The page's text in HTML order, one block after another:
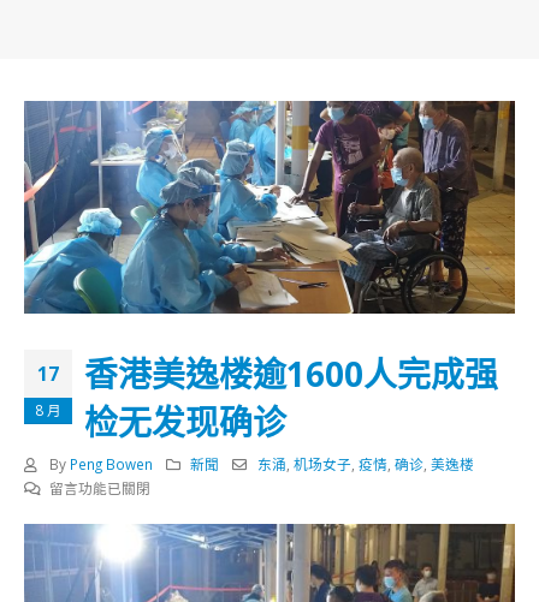
17
8 月
香港美逸楼逾1600人完成强
检无发现确诊
By Peng Bowen 新聞 东涌,机场女子,疫情,确诊,美逸楼
在
逸
留言功能已關閉